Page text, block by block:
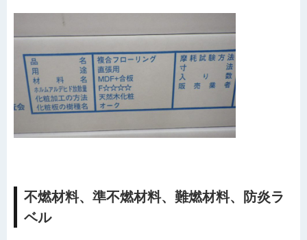
不燃材料、準不燃材料、難燃材料、防炎ラ
ベル